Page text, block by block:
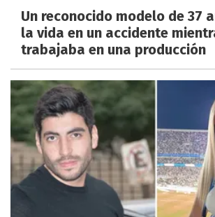
Un reconocido modelo de 37
la vida en un accidente
trabajaba en una producción